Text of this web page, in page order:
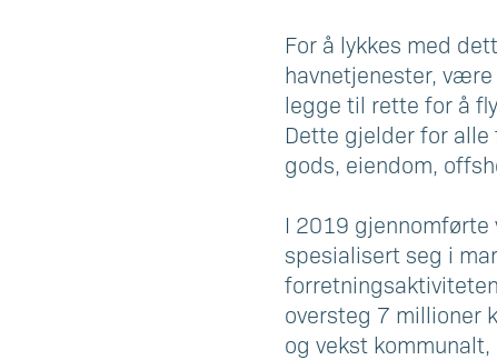
For å lykkes med
havnetjenester,
legge til rette for å
Dette gjelder for
gods, eiendom,
I 2019 gjennomførte
spesialisert seg i
oversteg 7 millioner
og vekst